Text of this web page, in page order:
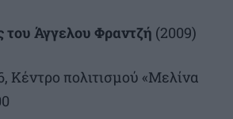
Άγγελου Φραντζή (2009)
Κέντρο πολιτισμού «Μελίνα